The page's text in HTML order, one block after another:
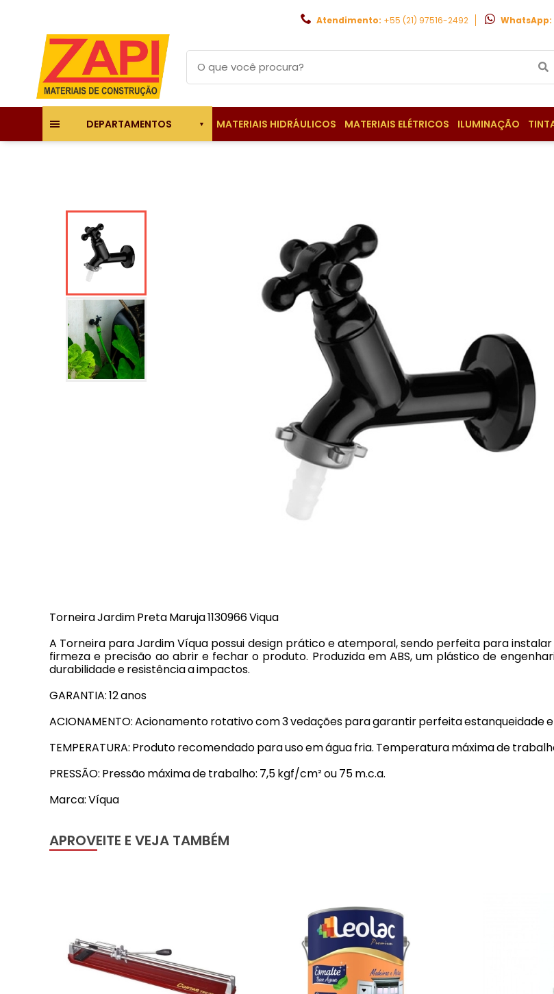
Atendimento: +55 (21) 97516-2492 WhatsApp:
DEPARTAMENTOS MATERIAIS HIDRÁULICOS MATERIAIS ELÉTRICOS ILUMINAÇÃO
Torneira Jardim Preta Maruja 1130966 Viqua
A Torneira para Jardim Víqua possui design prático e atemporal, sendo perfeita para
firmeza e precisão ao abrir e fechar o produto. Produzida em ABS, um plástico de
durabilidade e resistência a impactos.
GARANTIA: 12 anos
ACIONAMENTO: Acionamento rotativo com 3 vedações para garantir perfeita estanqueidade
TEMPERATURA: Produto recomendado para uso em água fria. Temperatura máxima de
PRESSÃO: Pressão máxima de trabalho: 7,5 kgf/cm² ou 75 m.c.a.
Marca: Víqua
APROVEITE E VEJA TAMBÉM